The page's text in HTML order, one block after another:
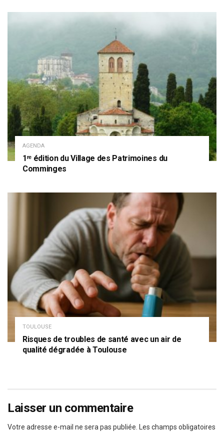
AGENDA
1ʳᵉ édition du Village des Patrimoines du
Comminges
TOULOUSE
Risques de troubles de santé avec un air de
qualité dégradée à Toulouse
Laisser un commentaire
Votre adresse e-mail ne sera pas publiée. Les champs obligatoires